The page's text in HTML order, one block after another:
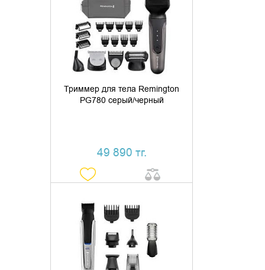
Триммер для тела Remington
PG780 серый/черный
49 890 тг.
ДОБАВИТЬ В КОРЗИНУ
КУПИТЬ В 1 КЛИК
ДОБАВИТЬ В КОРЗИНУ
КУПИТЬ В 1 КЛИК